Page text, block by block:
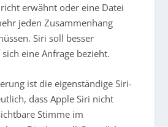
erwähnt oder eine Datei
jeden Zusammenhang
Siri soll besser
eine Anfrage bezieht.
ist die eigenständige Siri-
dass Apple Siri nicht
Stimme im